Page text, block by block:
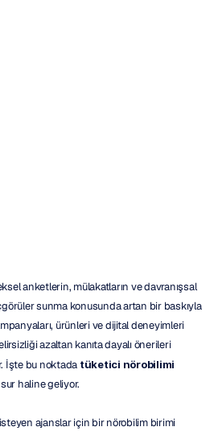
anketlerin, mülakatların ve davranışsal
sunma konusunda artan bir baskıyla
ürünleri ve dijital deneyimleri
azaltan kanıta dayalı önerileri
İşte bu noktada tüketici nörobilimi
haline geliyor.
ajanslar için bir nörobilim birimi